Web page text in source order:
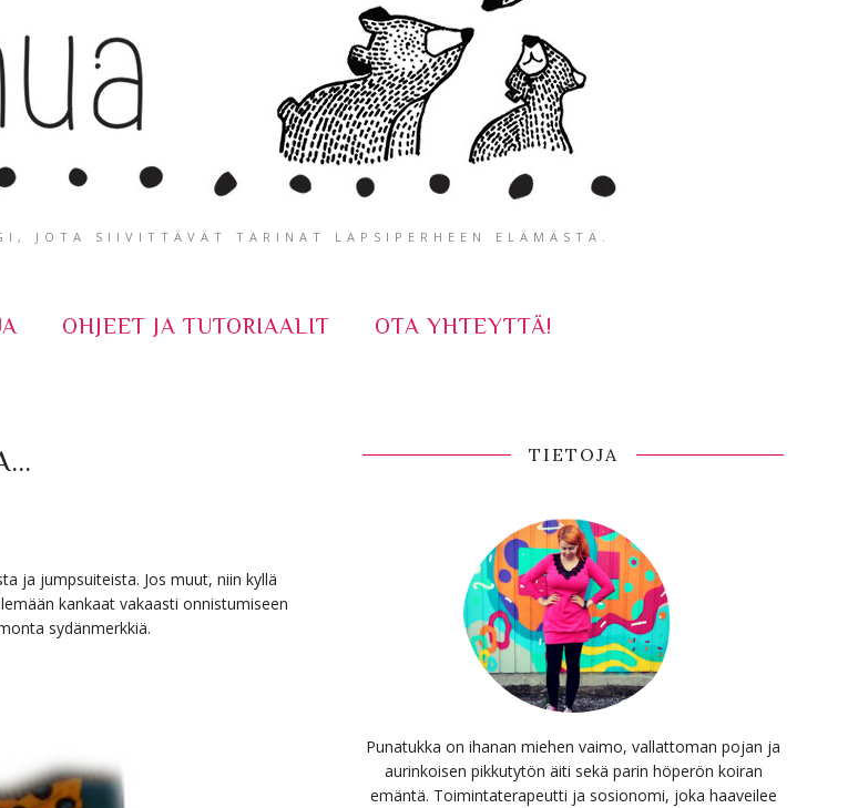
JOTA SIIVITTÄVÄT TARINAT LAPSIPERHEEN ELÄMÄSTÄ.
OHJEET JA TUTORIAALIT OTA YHTEYTTÄ!
ja jumpsuiteista. Jos muut, niin kyllä
kankaat vakaasti onnistumiseen
sydänmerkkiä.
TIETOJA
Punatukka on ihanan miehen vaimo, vallattoman pojan ja
aurinkoisen pikkutytön äiti sekä parin höperön koiran
emäntä. Toimintaterapeutti ja sosionomi, joka haaveilee